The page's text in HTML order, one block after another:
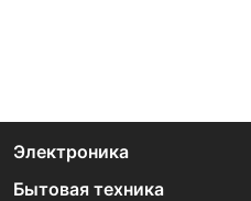
Электроника
Бытовая техника